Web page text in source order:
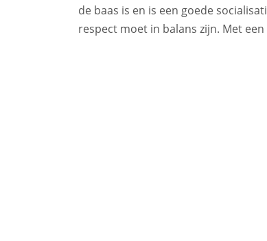
de baas is en is een goede
respect moet in balans zijn. Met